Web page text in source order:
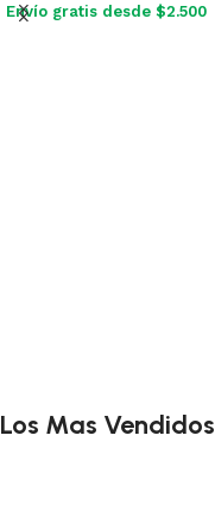
Envío gratis desde $2.500
Los Mas Vendidos